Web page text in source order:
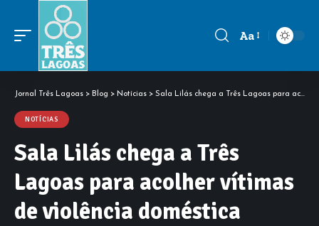
Font
Aa
Jornal Três Lagoas > Blog > Notícias > Sala Lilás chega a Três Lagoas para acolher vítimas de violência doméstica
NOTÍCIAS
Sala Lilás chega a Três
Lagoas para acolher vítimas
de violência doméstica